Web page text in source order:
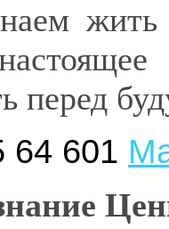
жить
перед
64 601